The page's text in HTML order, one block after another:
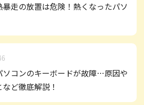
暴走の放置は危険！熱くなったパソ
ソコンのキーボードが故障…原因や
ど徹底解説！